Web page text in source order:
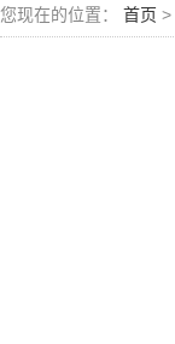
您现在的位置： 首页 >